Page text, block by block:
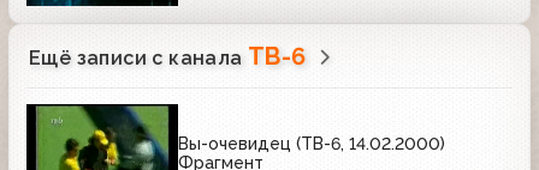
Ещё записи с канала ТВ-6
Вы-очевидец (ТВ-6, 14.02.2000)
Фрагмент